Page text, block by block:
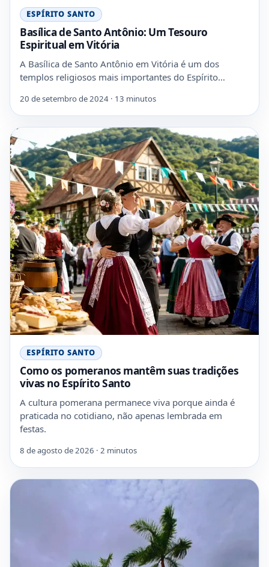
ESPÍRITO SANTO
Basílica de Santo Antônio: Um Tesouro
Espiritual em Vitória
A Basílica de Santo Antônio em Vitória é um dos
templos religiosos mais importantes do Espírito…
20 de setembro de 2024 · 13 minutos
ESPÍRITO SANTO
Como os pomeranos mantêm suas tradições
vivas no Espírito Santo
A cultura pomerana permanece viva porque ainda é
praticada no cotidiano, não apenas lembrada em
festas.
8 de agosto de 2026 · 2 minutos